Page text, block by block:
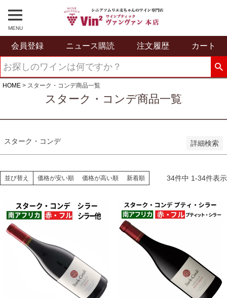
MENU
会員登録 ニュース購読 注文履歴 カート
HOME スターク・コンデ商品一覧
スターク・コンデ商品一覧
スターク・コンデ 詳細検索
並び順
新着順
登録順
価格が安い順
価格が高い順
優先度順
レビュー順
キーワードヒット順
検索
並び替え 価格が安い順 価格が高い順 新着順 34件中 1-34件表示